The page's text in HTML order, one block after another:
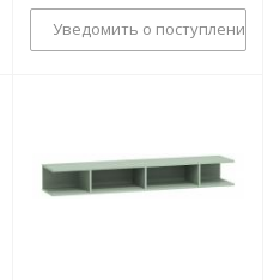
Уведомить о поступлении